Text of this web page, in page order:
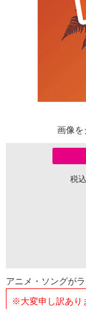
画像を
税込
アニメ・ソングが
※大変申し訳あり